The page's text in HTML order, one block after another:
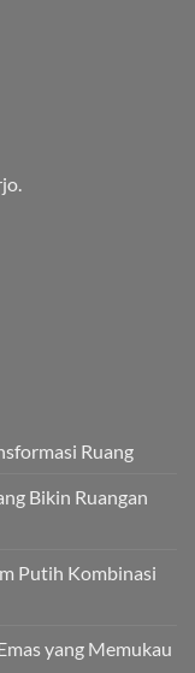
Ruang
Bikin Ruangan
Putih Kombinasi
yang Memukau